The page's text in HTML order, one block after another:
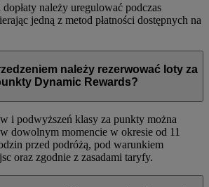
należy uregulować podczas
jedną z metod płatności dostępnych na
należy rezerwować loty za
Dynamic Rewards?
i podwyższeń klasy za punkty można
dowolnym momencie w okresie od 11
przed podróżą, pod warunkiem
oraz zgodnie z zasadami taryfy.